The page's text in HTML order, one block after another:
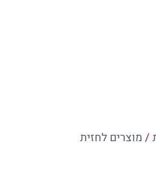
/ מוצרים לחזית